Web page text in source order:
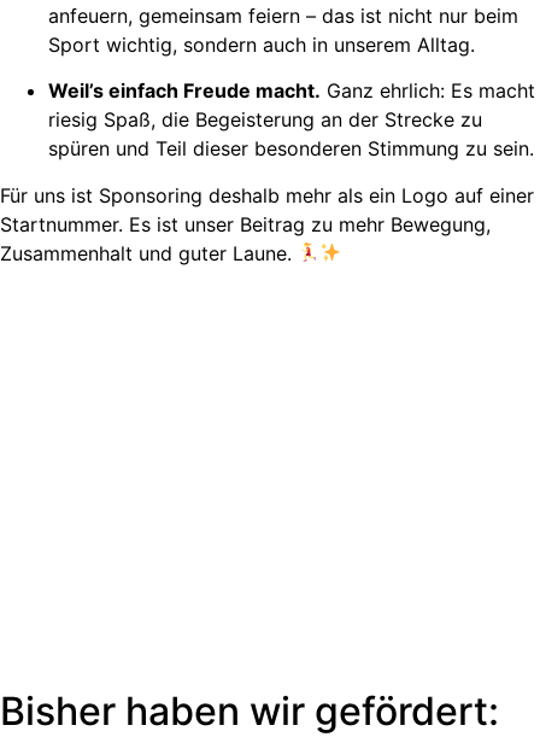
anfeuern, gemeinsam feiern – das ist nicht nur beim
Sport wichtig, sondern auch in unserem Alltag.
Weil’s einfach Freude macht. Ganz ehrlich: Es macht
riesig Spaß, die Begeisterung an der Strecke zu
spüren und Teil dieser besonderen Stimmung zu sein.
Für uns ist Sponsoring deshalb mehr als ein Logo auf einer
Startnummer. Es ist unser Beitrag zu mehr Bewegung,
Zusammenhalt und guter Laune.
Bisher haben wir gefördert: